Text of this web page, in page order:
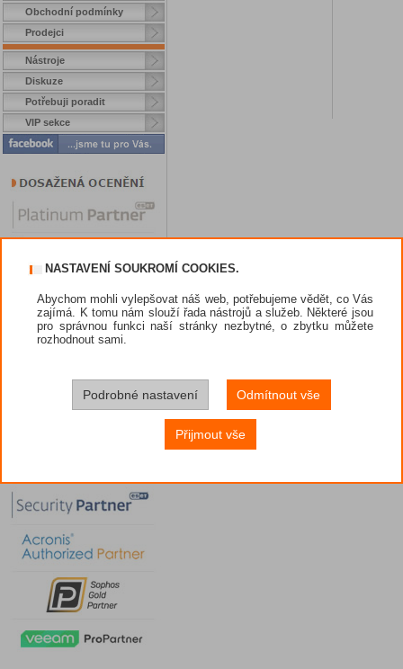
Obchodní podmínky
Prodejci
Nástroje
Diskuze
Potřebuji poradit
VIP sekce
NASTAVENÍ SOUKROMÍ COOKIES.
Abychom mohli vylepšovat náš web, potřebujeme vědět, co Vás
zajímá. K tomu nám slouží řada nástrojů a služeb. Některé jsou
pro správnou funkci naší stránky nezbytné, o zbytku můžete
rozhodnout sami.
Podrobné nastavení Odmítnout vše
Přijmout vše